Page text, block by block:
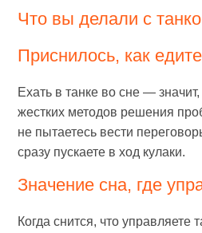
Что вы делали с
Приснилось, как
Ехать в танке во сне —
жестких методов решения
не пытаетесь вести
сразу пускаете в ход кулаки.
Значение сна, где
Когда снится, что